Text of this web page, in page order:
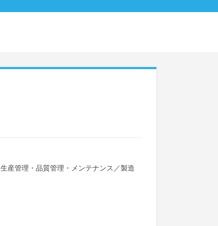
生産管理・品質管理・メンテナンス ／製造